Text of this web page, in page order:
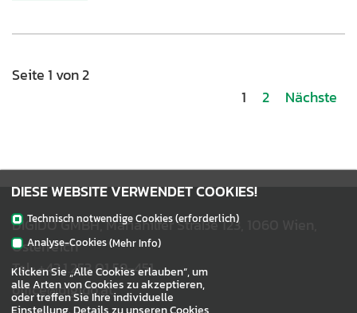
Seite 1 von 2
1
2 Nächste
DIGIDO GMBH, Mariahilfer Straße 123, 1060 Wien,
Österreich
Tel.:+43.1.253 01 59-451
office@digido.at
DIESE WEBSITE VERWENDET COOKIES!
Technisch notwendige Cookies (erforderlich)
Analyse-Cookies(Mehr Info)
Diese Cookies sammeln aggregierte Informationen darüber, wie unsere Website
genutzt wird.
Klicken Sie „Alle Cookies erlauben“, um
alle Arten von Cookies zu akzeptieren,
oder treffen Sie Ihre individuelle